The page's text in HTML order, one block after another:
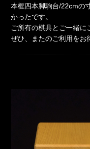
本榧四本脚駒台/22cmの
かったです。
ご所有の棋具とご一緒に
ぜひ、またのご利用をお